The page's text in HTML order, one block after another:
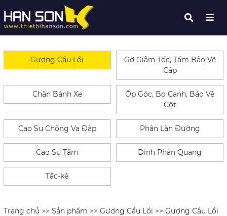
Gương Cầu Lồi
Gờ Giảm Tốc, Tấm Bảo Vệ
Cáp
Chặn Bánh Xe
Ốp Góc, Bo Cạnh, Bảo Vệ
Cột
Cao Su Chống Va Đập Phân Làn Đường
Cao Su Tấm Đinh Phản Quang
Tắc-kê
Trang chủ >> Sản phẩm >> Gương Cầu Lồi >> Gương Cầu Lồi